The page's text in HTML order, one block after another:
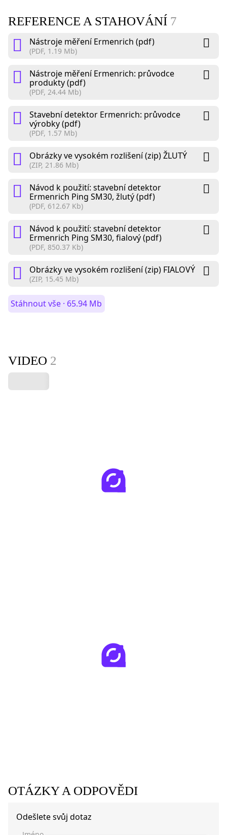
REFERENCE A STAHOVÁNÍ 7
Nástroje měření Ermenrich (pdf)
(PDF, 1.19 Mb)
Nástroje měření Ermenrich: průvodce
produkty (pdf)
(PDF, 24.44 Mb)
Stavební detektor Ermenrich: průvodce
výrobky (pdf)
(PDF, 1.57 Mb)
Obrázky ve vysokém rozlišení (zip) ŽLUTÝ
(ZIP, 21.86 Mb)
Návod k použití: stavební detektor
Ermenrich Ping SM30, žlutý (pdf)
(PDF, 612.67 Kb)
Návod k použití: stavební detektor
Ermenrich Ping SM30, fialový (pdf)
(PDF, 850.37 Kb)
Obrázky ve vysokém rozlišení (zip) FIALOVÝ
(ZIP, 15.45 Mb)
Stáhnout vše · 65.94 Mb
VIDEO 2
OTÁZKY A ODPOVĚDI
Odešlete svůj dotaz